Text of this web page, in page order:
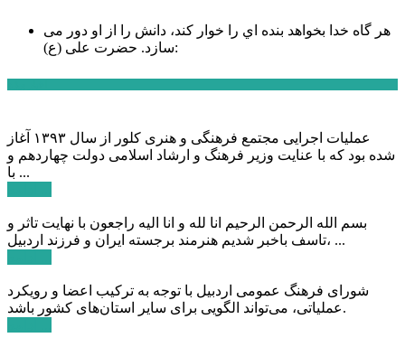
هر گاه خدا بخواهد بنده اي را خوار كند، دانش را از او دور می
سازد.حضرت علی (ع):
عملیات اجرایی مجتمع فرهنگی و هنری کلور از سال ۱۳۹۳ آغاز
شده بود که با عنایت وزیر فرهنگ و ارشاد اسلامی دولت چهاردهم و
با ...
بسم الله الرحمن الرحیم انا لله و انا الیه راجعون با نهایت تاثر و
تاسف باخبر شدیم هنرمند برجسته ایران و فرزند اردبیل، ...
شورای فرهنگ عمومی اردبیل با توجه به ترکیب اعضا و رویکرد
عملیاتی، می‌تواند الگویی برای سایر استان‌های کشور باشد.